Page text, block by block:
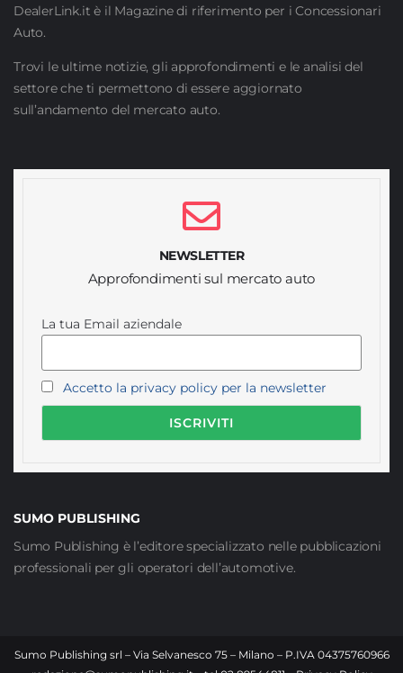
DealerLink.it è il Magazine di riferimento per i Concessionari
Auto.
Trovi le ultime notizie, gli approfondimenti e le analisi del
settore che ti permettono di essere aggiornato
sull’andamento del mercato auto.
NEWSLETTER
Approfondimenti sul mercato auto
La tua Email aziendale
Accetto la privacy policy per la newsletter
SUMO PUBLISHING
Sumo Publishing è l’editore specializzato nelle pubblicazioni
professionali per gli operatori dell’automotive.
Sumo Publishing srl – Via Selvanesco 75 – Milano – P.IVA 04375760966